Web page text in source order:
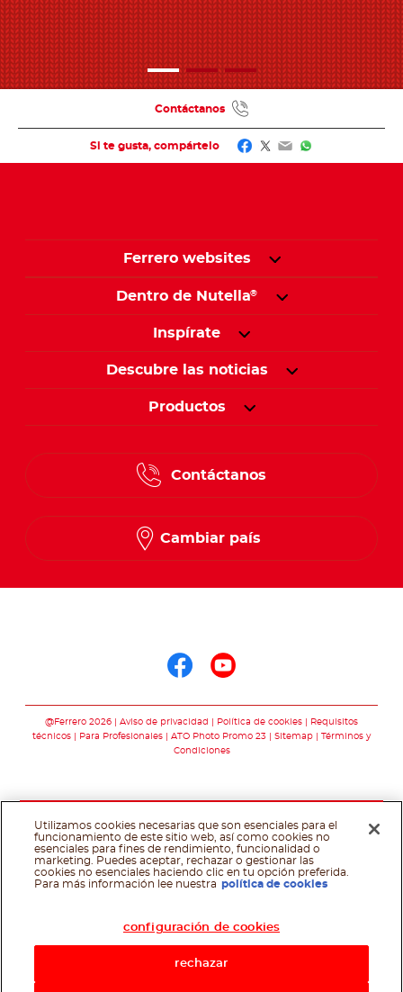
Asistente de recetas
Si te gusta, compártelo Facebook
Twitter
EmailWhatsApp
Contáctanos
Ferrero websites
Dentro de Nutella®
Inspírate
Descubre las noticias
Productos
Contáctanos
Cambiar país
@Ferrero 2026 Aviso de privacidad Política de cookies
Requisitos
técnicos
Para Profesionales ATO Photo Promo 23 Sitemap
Términos y
Condiciones
Utilizamos cookies necesarias que son esenciales para el
funcionamiento de este sitio web, así como cookies no
esenciales para fines de rendimiento, funcionalidad o
marketing. Puedes aceptar, rechazar o gestionar las
cookies no esenciales haciendo clic en tu opción preferida.
Para más información lee nuestra política de cookies
configuración de cookies
rechazar